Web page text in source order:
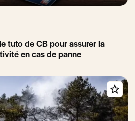
tuto de CB pour assurer la
en cas de panne